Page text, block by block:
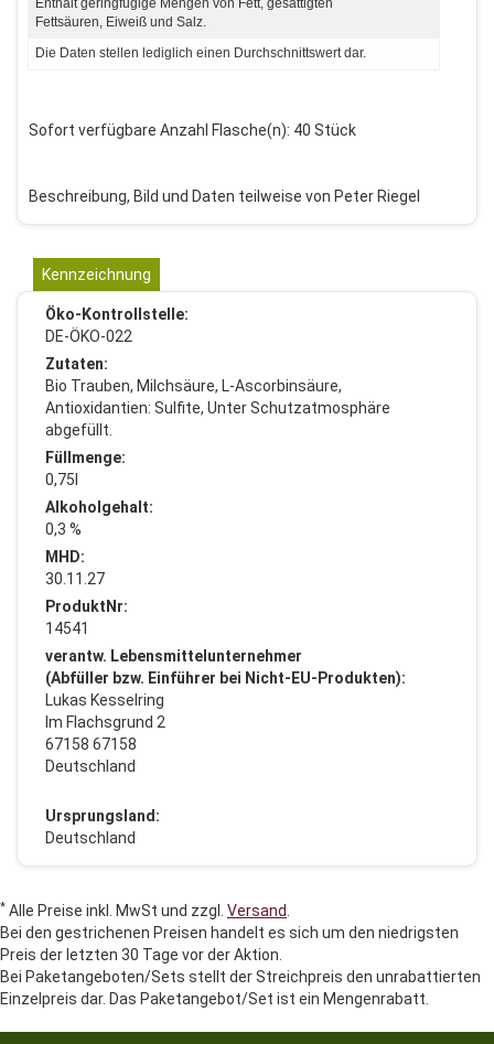
Enthält geringfügige Mengen von Fett, gesättigten
Fettsäuren, Eiweiß und Salz.
Die Daten stellen lediglich einen Durchschnittswert dar.
Sofort verfügbare Anzahl Flasche(n): 40 Stück
Beschreibung, Bild und Daten teilweise von Peter Riegel
Kennzeichnung
Öko-Kontrollstelle:
DE-ÖKO-022
Zutaten:
Bio Trauben, Milchsäure, L-Ascorbinsäure,
Antioxidantien: Sulfite, Unter Schutzatmosphäre
abgefüllt.
Füllmenge:
0,75l
Alkoholgehalt:
0,3 %
MHD:
30.11.27
ProduktNr:
14541
verantw. Lebensmittelunternehmer
(Abfüller bzw. Einführer bei Nicht-EU-Produkten):
Lukas Kesselring
Im Flachsgrund 2
67158 67158
Deutschland
Ursprungsland:
Deutschland
* Alle Preise inkl. MwSt und zzgl. Versand
Bei den gestrichenen Preisen handelt es sich um den niedrigsten
Preis der letzten 30 Tage vor der Aktion.
Bei Paketangeboten/Sets stellt der Streichpreis den unrabattierten
Einzelpreis dar. Das Paketangebot/Set ist ein Mengenrabatt.